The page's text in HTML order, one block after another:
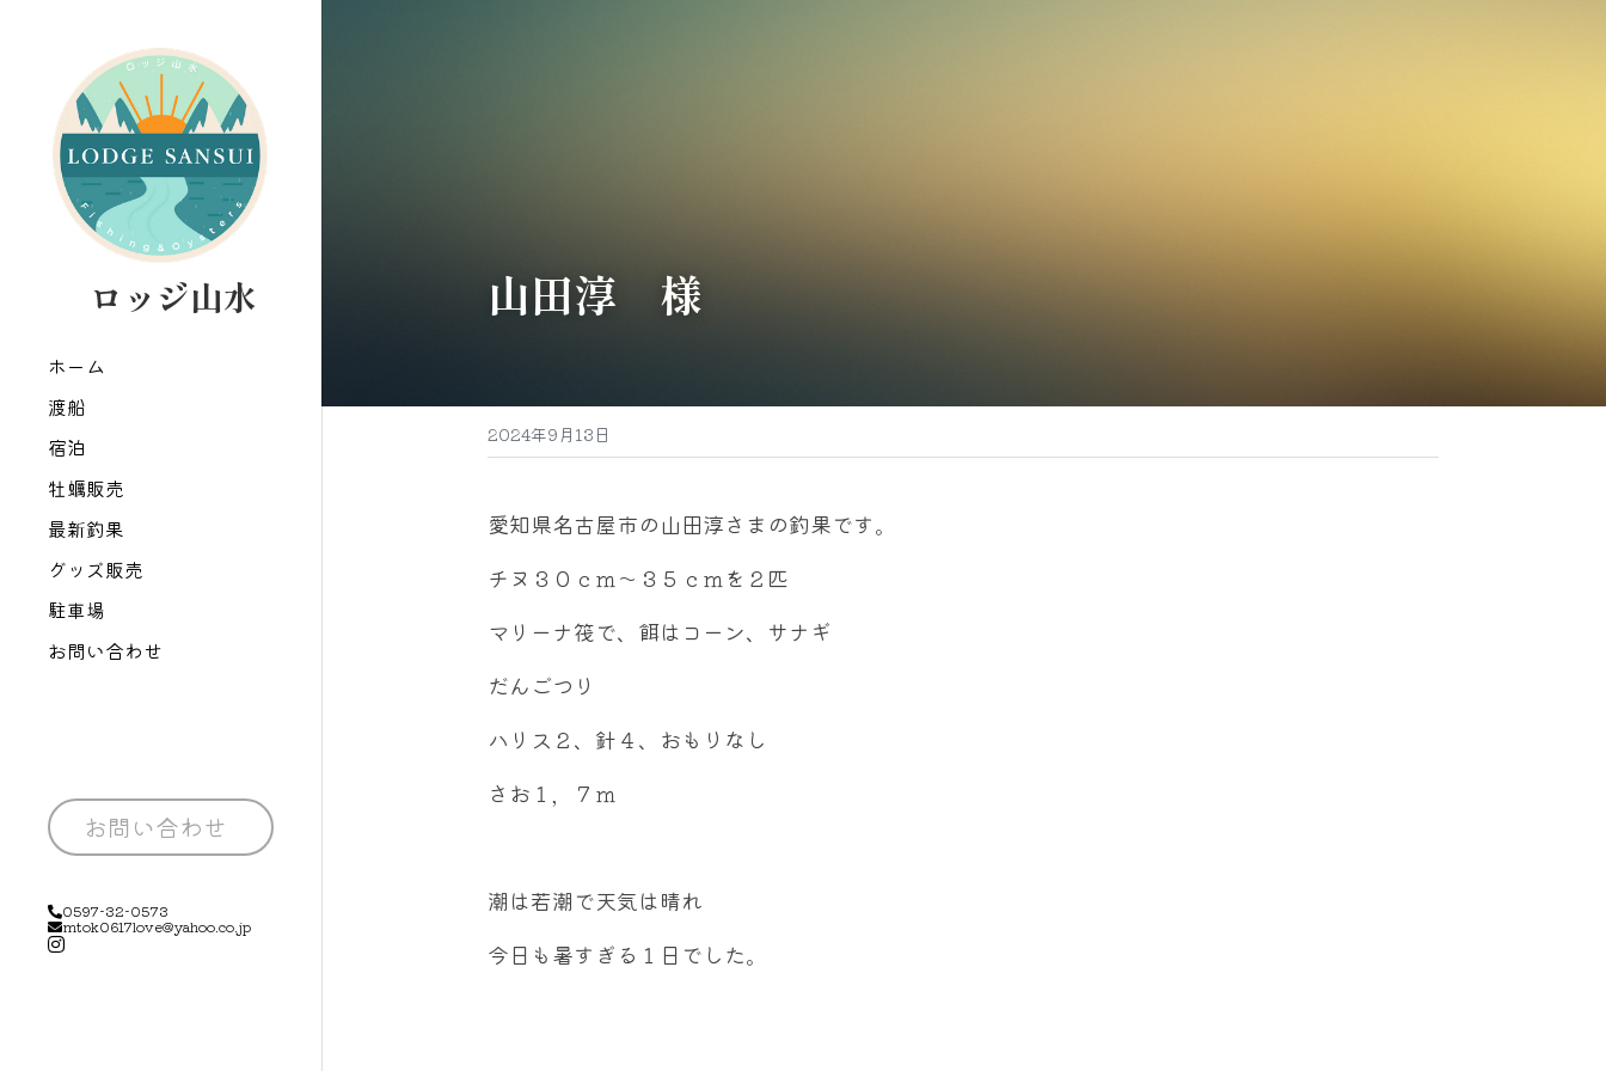
   ロッジ山水
ホーム
渡船
宿泊
牡蠣販売
最新釣果
グッズ販売
駐車場
お問い合わせ
お問い合わせ
0597-32-0573
mtok0617love@yahoo.co.jp
山田淳　様
2024年9月13日
愛知県名古屋市の山田淳さまの釣果です。
チヌ３０ｃｍ～３５ｃｍを２匹
マリーナ筏で、餌はコーン、サナギ
だんごつり
ハリス２、針４、おもりなし
さお１，７ｍ
潮は若潮で天気は晴れ
今日も暑すぎる１日でした。